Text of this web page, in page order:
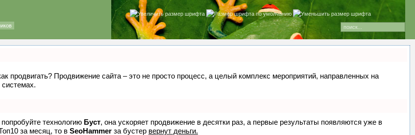
продвигать? Продвижение сайта – это не просто процесс, а целый комплекс мероприятий, направленных на
технологию Буст, она ускоряет продвижение в десятки раз, а первые результаты появляются уже в
за месяц, то в SeoHammer за бустер вернут деньги.